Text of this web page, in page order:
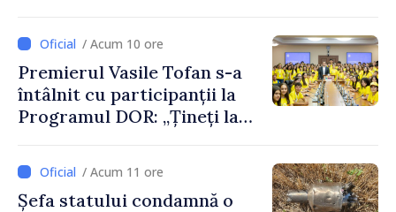
Moldova
/ Acum 10 ore
Premierul Vasile Tofan s-a
întâlnit cu participanții la
Programul DOR: „Țineți la
feriți de încercări și greșeli –
doar astfel puteți reuși”
/ Acum 11 ore
Șefa statului condamnă o